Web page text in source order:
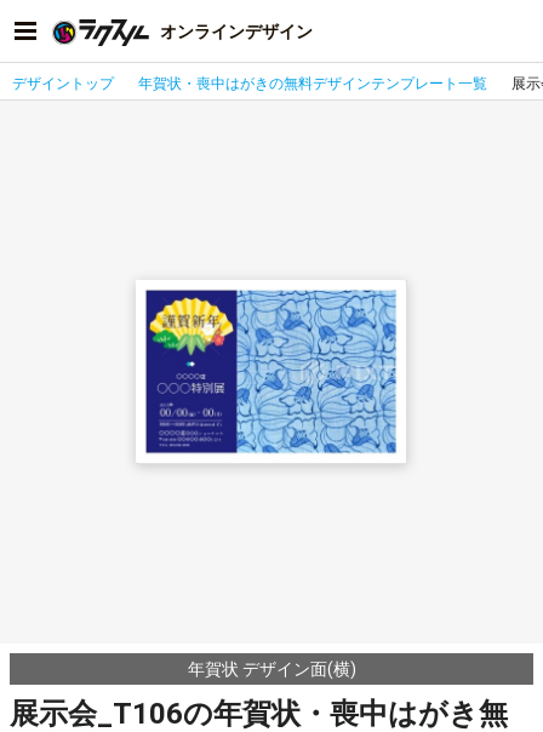
オンラインデザイン
デザイントップ 年賀状・喪中はがきの無料デザインテンプレート一覧 展
年賀状 デザイン面(横)
展示会_T106の年賀状・喪中はがき無